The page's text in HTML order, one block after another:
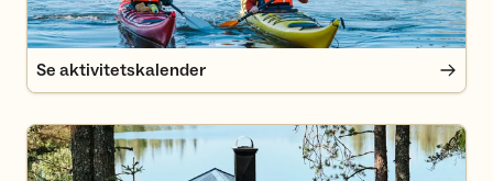
Se aktivitetskalender
Finn deg en hytte i Oslomarka